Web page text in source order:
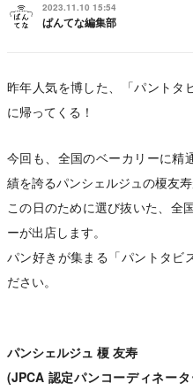
2023.11.10 15:54
ぱんてな編集部
昨年人気を博した、「パントタ
に帰ってくる！
今回も、全国のベーカリーに精
績を誇るパンシェルジュの榎友寿
この日のために選び抜いた、全
ーが出店します。
パン好きが集まる「パントタビ
ださい。
パンシェルジュ 榎 友寿
(JPCA 認定パンコーディネー